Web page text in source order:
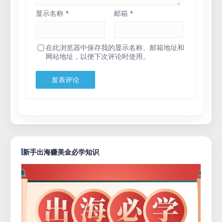
显示名称 * 邮箱 *
在此浏览器中保存我的显示名称、邮箱地址和
网站地址，以便下次评论时使用。
新手出海赚美金必学知识